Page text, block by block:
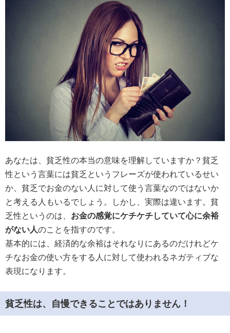
あなたは、貧乏性の本当の意味を理解していますか？貧乏
性という言葉には貧乏というフレーズが使われているせい
か、貧乏でお金のない人に対して使う言葉なのではないか
と考える人もいるでしょう。しかし、実際は違います。貧
乏性というのは、 お金の感覚にケチケチしていて心に余裕
がない人のことを指すのです。
基本的には、経済的な余裕はそれなりにあるのだけれどケ
チなお金の使い方をする人に対して使われるネガティブな
表現になります。
貧乏性は、自慢できることではありません！